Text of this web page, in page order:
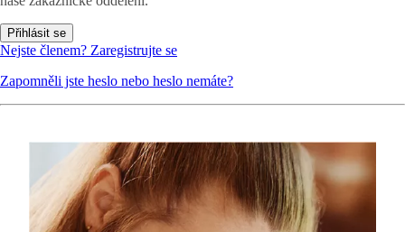
Přihlásit se
Nejste členem? Zaregistrujte se
Zapomněli jste heslo nebo heslo nemáte?